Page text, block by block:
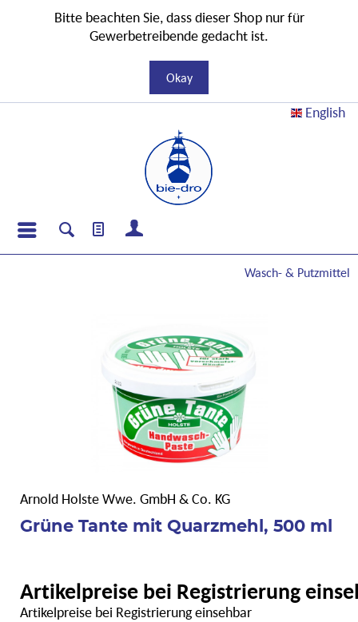
English
Wasch- & Putzmittel
Arnold Holste Wwe. GmbH & Co. KG
Grüne Tante mit Quarzmehl, 500 ml
Artikelpreise bei Registrierung
Artikelpreise bei Registrierung einsehbar
Bitte beachten Sie, dass dieser Shop nur für
Gewerbetreibende gedacht ist.
Okay